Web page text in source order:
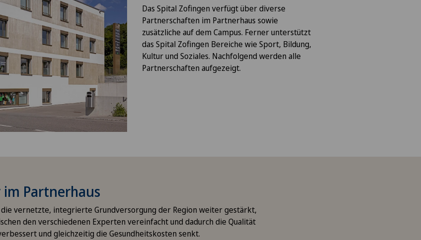
Das Spital Zofingen verfügt über diverse
Partnerschaften im Partnerhaus sowie
zusätzliche auf dem Campus. Ferner unterstützt
das Spital Zofingen Bereiche wie Sport, Bildung,
Kultur und Soziales. Nachfolgend werden alle
Partnerschaften aufgezeigt.
Partnerhaus
vernetzte, integrierte Grundversorgung der Region weiter gestärkt,
den verschiedenen Experten vereinfacht und dadurch die Qualität
und gleichzeitig die Gesundheitskosten senkt.